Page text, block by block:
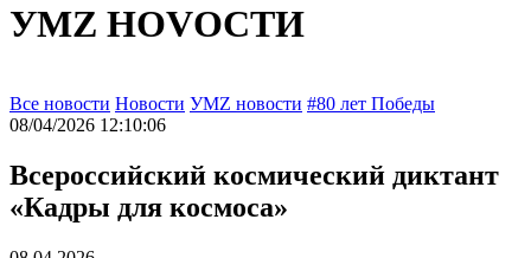
УМZ НОVОСТИ
Все новости Новости УМZ новости #80 лет Победы
08/04/2026 12:10:06
Всероссийский космический диктант
«Кадры для космоса»